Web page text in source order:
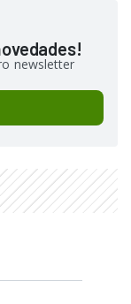
newsletter